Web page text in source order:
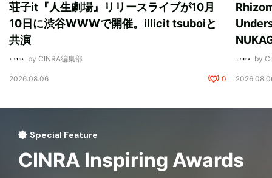
荘子it『人生劇場』リリースライブが10月
10日に渋谷WWWで開催。illicit tsuboiと
共演
by CINRA編集部
2026.08.06 0
by
Special Feature
CINRA Inspiring Awards